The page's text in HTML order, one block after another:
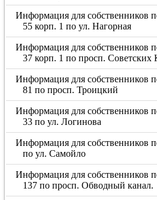
Информация для
55 корп. 1 по ул. Нагорная
Информация для
37 корп. 1 по просп. Советских
Информация для
81 по просп. Троицкий
Информация для
33 по ул. Логинова
Информация для
по ул. Самойло
Информация для
137 по просп. Обводный канал.